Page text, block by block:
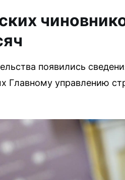
появились
Главному управлению